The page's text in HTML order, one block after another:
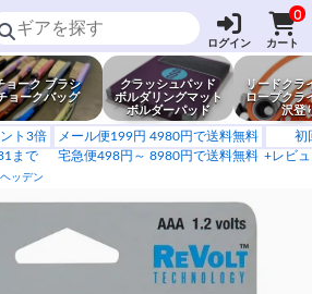
ログイン
0
カート
ョーク ブラシ
ョークバッグ
クラッシュパッド
ボルダリングマット
ボルダーパッド
リードクラ
ロープクラ
沢登
ト3倍
まで
メール便199円 4980円で送料無料
宅急便498円～ 8980円で送料無料
初
+レビ
ッデン